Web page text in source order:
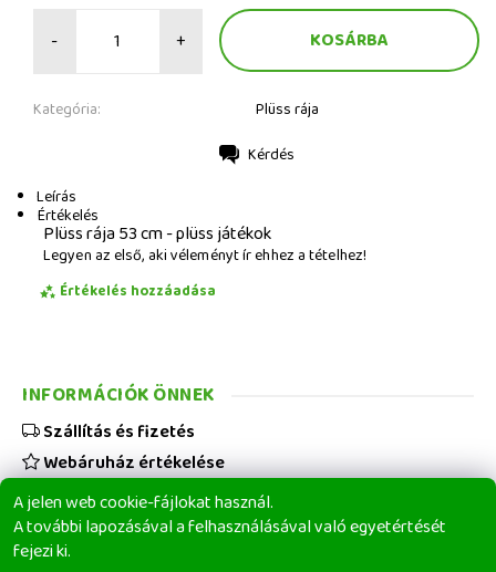
- +
Kategória: Plüss rája
Kérdés
Leírás
Értékelés
Plüss rája 53 cm - plüss játékok
Legyen az első, aki véleményt ír ehhez a tételhez!
Értékelés hozzáadása
A jelen web cookie-fájlokat használ.
A további lapozásával a felhasználásával való egyetértését
fejezi ki.
INFORMÁCIÓK ÖNNEK
Szállítás és fizetés
Webáruház értékelése
Viszonteladóknak
Üzleti feltételek
Elérhetőségeink